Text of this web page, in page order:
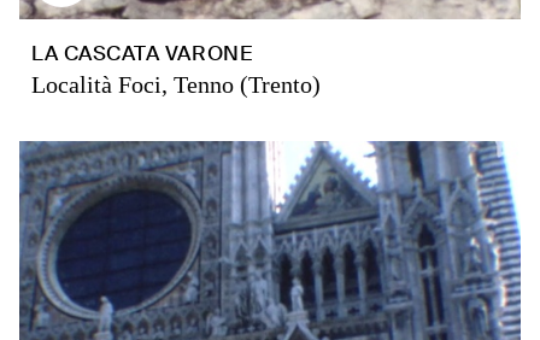
LA CASCATA VARONE
Località Foci, Tenno (Trento)